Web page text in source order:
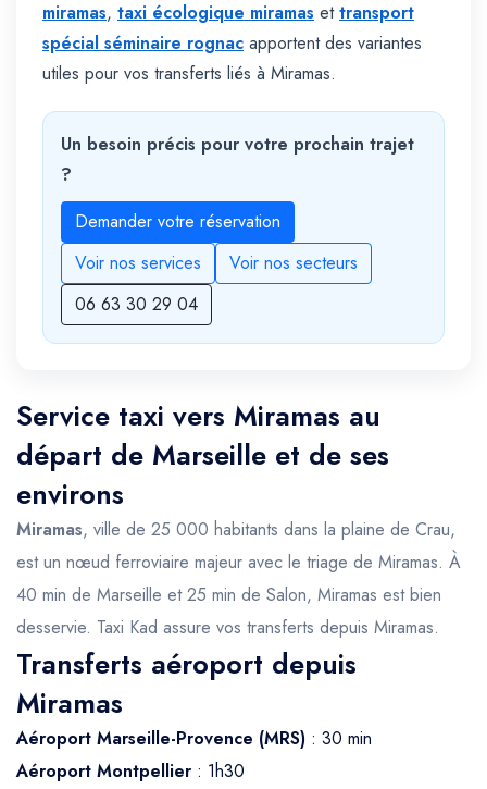
miramas, taxi écologique miramas ettransport
spécial séminaire rognac apportent des variantes
utiles pour vos transferts liés à Miramas.
Un besoin précis pour votre prochain trajet
?
Demander votre réservation
Voir nos services
Voir nos secteurs
06 63 30 29 04
Service taxi vers Miramas au
départ de Marseille et de ses
environs
Miramas, ville de 25 000 habitants dans la plaine de Crau,
est un nœud ferroviaire majeur avec le triage de Miramas. À
40 min de Marseille et 25 min de Salon, Miramas est bien
desservie. Taxi Kad assure vos transferts depuis Miramas.
Transferts aéroport depuis
Miramas
Aéroport Marseille-Provence (MRS) : 30 min
Aéroport Montpellier : 1h30